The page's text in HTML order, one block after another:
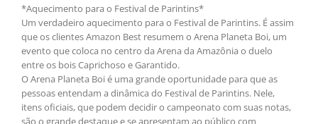
*Aquecimento para o Festival de Parintins*
Um verdadeiro aquecimento para o Festival de Parintins. É assim
que os clientes Amazon Best resumem o Arena Planeta Boi, um
evento que coloca no centro da Arena da Amazônia o duelo
entre os bois Caprichoso e Garantido.
O Arena Planeta Boi é uma grande oportunidade para que as
pessoas entendam a dinâmica do Festival de Parintins. Nele,
itens oficiais, que podem decidir o campeonato com suas notas,